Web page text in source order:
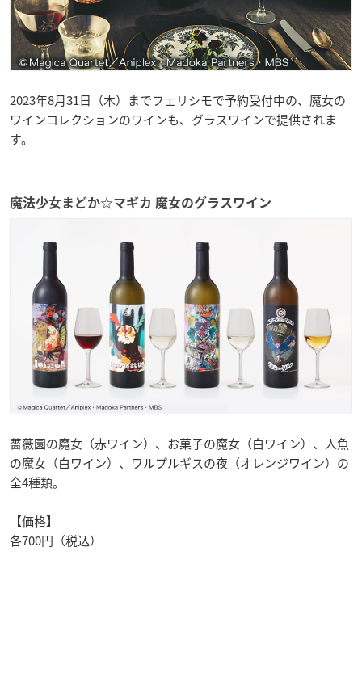
2023年8月31日（木）までフェリシモで予約受付中の、魔女の
ワインコレクションのワインも、グラスワインで提供されま
す。
魔法少女まどか☆マギカ 魔女のグラスワイン
薔薇園の魔女（赤ワイン）、お菓子の魔女（白ワイン）、人魚
の魔女（白ワイン）、ワルプルギスの夜（オレンジワイン）の
全4種類。
【価格】
各700円（税込）